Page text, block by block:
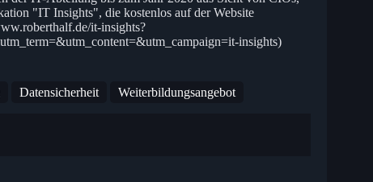
"IT Insights", die kostenlos auf der Website
it-insights?
insights)
Datensicherheit Weiterbildungsangebot